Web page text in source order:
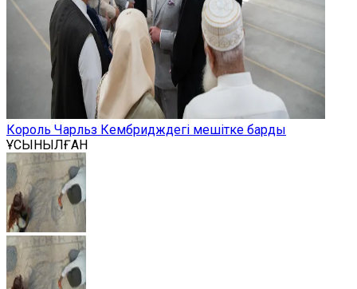
Король Чарльз Кембридждегі мешітке барды
ҰСЫНЫЛҒАН